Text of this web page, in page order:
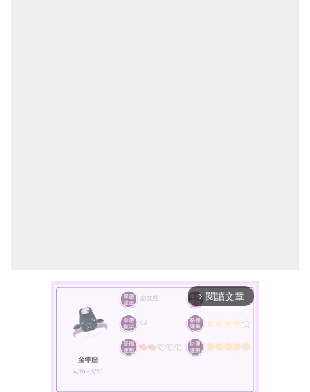
arrow_forward_ios 閱讀文章